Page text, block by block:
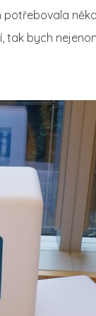
potřebovala
bych